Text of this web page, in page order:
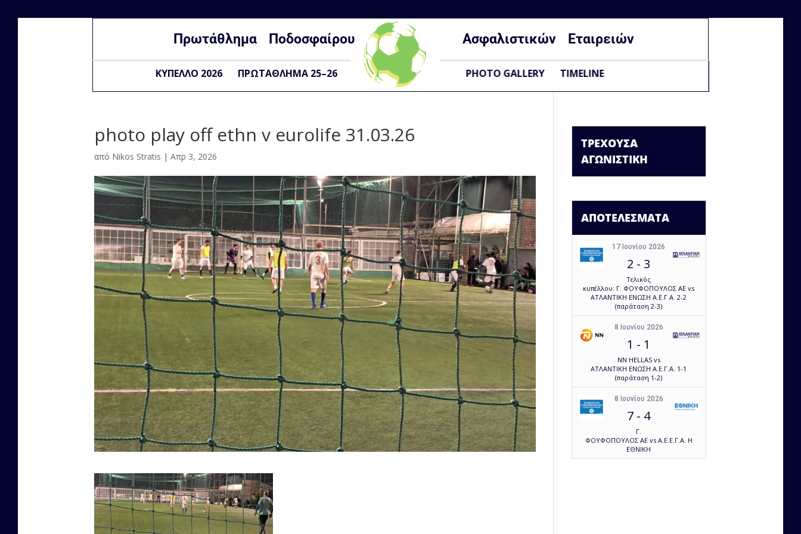
Πρωτάθλημα Ποδοσφαίρου Ασφαλιστικών Εταιρειών
ΚΥΠΕΛΛΟ 2026 ΠΡΩΤΑΘΛΗΜΑ 25–26 PHOTO GALLERY TIMELINE
photo play off ethn v eurolife 31.03.26
από Nikos Stratis |Απρ 3, 2026
ΤΡΕΧΟΥΣΑ
ΑΓΩΝΙΣΤΙΚΗ
ΑΠΟΤΕΛΕΣΜΑΤΑ
17 Ιουνίου 2026
2 - 3
Τελικός
κυπέλλου: Γ. ΦΟΥΦΟΠΟΥΛΟΣ ΑΕ vs
ΑΤΛΑΝΤΙΚΗ ΕΝΩΣΗ Α.Ε.Γ.Α. 2-2
(παράταση 2-3)
8 Ιουνίου 2026
1 - 1
NN HELLAS vs
ΑΤΛΑΝΤΙΚΗ ΕΝΩΣΗ Α.Ε.Γ.Α. 1-1
(παράταση 1-2)
8 Ιουνίου 2026
7 - 4
Γ.
ΦΟΥΦΟΠΟΥΛΟΣ ΑΕ vs Α.Ε.Ε.Γ.Α. Η
ΕΘΝΙΚΗ